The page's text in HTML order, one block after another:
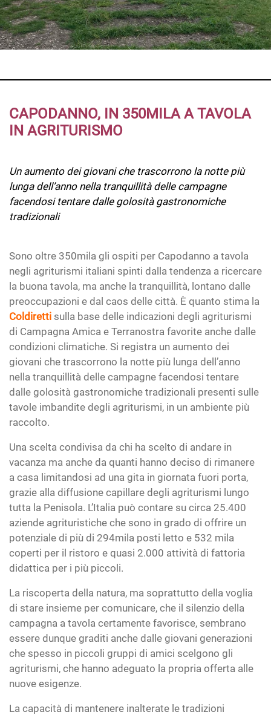
CAPODANNO, IN 350MILA A TAVOLA
IN AGRITURISMO
Un aumento dei giovani che trascorrono la notte più
lunga dell’anno nella tranquillità delle campagne
facendosi tentare dalle golosità gastronomiche
tradizionali
Sono oltre 350mila gli ospiti per Capodanno a tavola
negli agriturismi italiani spinti dalla tendenza a ricercare
la buona tavola, ma anche la tranquillità, lontano dalle
preoccupazioni e dal caos delle città. È quanto stima la
Coldiretti sulla base delle indicazioni degli agriturismi
di Campagna Amica e Terranostra favorite anche dalle
condizioni climatiche. Si registra un aumento dei
giovani che trascorrono la notte più lunga dell’anno
nella tranquillità delle campagne facendosi tentare
dalle golosità gastronomiche tradizionali presenti sulle
tavole imbandite degli agriturismi, in un ambiente più
raccolto.
Una scelta condivisa da chi ha scelto di andare in
vacanza ma anche da quanti hanno deciso di rimanere
a casa limitandosi ad una gita in giornata fuori porta,
grazie alla diffusione capillare degli agriturismi lungo
tutta la Penisola. L’Italia può contare su circa 25.400
aziende agrituristiche che sono in grado di offrire un
potenziale di più di 294mila posti letto e 532 mila
coperti per il ristoro e quasi 2.000 attività di fattoria
didattica per i più piccoli.
La riscoperta della natura, ma soprattutto della voglia
di stare insieme per comunicare, che il silenzio della
campagna a tavola certamente favorisce, sembrano
essere dunque graditi anche dalle giovani generazioni
che spesso in piccoli gruppi di amici scelgono gli
agriturismi, che hanno adeguato la propria offerta alle
nuove esigenze.
La capacità di mantenere inalterate le tradizioni